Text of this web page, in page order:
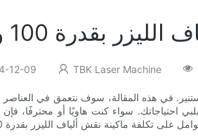
بقدرة 100 وات
12-09 TBK Laser Machine
ضروريًا لاتخاذ قرار مستنير. في هذه المقالة، سوف نتعمق في
تحقيق أفضل استثمار يلبي احتياجاتك. سواء كنت هاويًا أو